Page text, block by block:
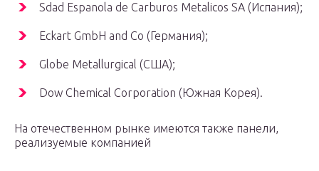
Sdad Espanola de Carburos Metalicos SA (Испания);
Eckart GmbH and Co (Германия);
Globe Metallurgical (США);
Dow Chemical Corporation (Южная Корея).
На отечественном рынке имеются также панели,
реализуемые компанией